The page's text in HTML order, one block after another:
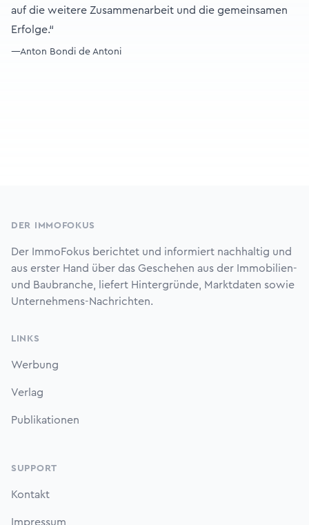
auf die weitere Zusammenarbeit und die gemeinsamen
Erfolge.“
—Anton Bondi de Antoni
DER IMMOFOKUS
Der ImmoFokus berichtet und informiert nachhaltig und
aus erster Hand über das Geschehen aus der Immobilien-
und Baubranche, liefert Hintergründe, Marktdaten sowie
Unternehmens-Nachrichten.
LINKS
Werbung
Verlag
Publikationen
SUPPORT
Kontakt
Impressum